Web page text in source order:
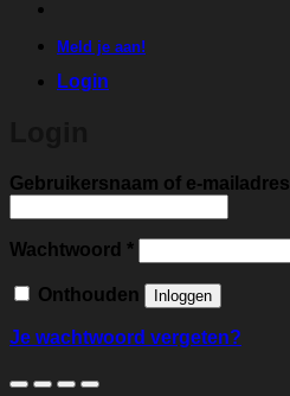
Meld je aan!
Login
Gebruikersnaam of e-mailadres
Wachtwoord *Vereist
Onthouden Inloggen
Je wachtwoord vergeten?